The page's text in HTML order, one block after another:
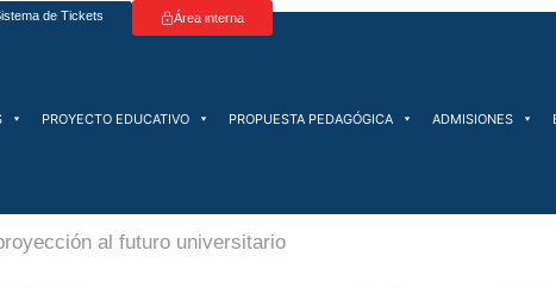
de Tickets Área interna
PROYECTO EDUCATIVO PROPUESTA PEDAGÓGICA ADMISIONES
al futuro universitario